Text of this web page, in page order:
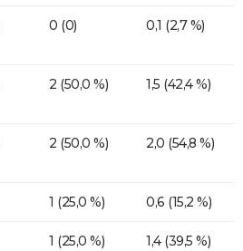
0 (0) 0,1 (2,7 %)
2 (50,0 %) 1,5 (42,4 %)
2 (50,0 %) 2,0 (54,8 %)
1 (25,0 %) 0,6 (15,2 %)
1 (25,0 %) 1,4 (39,5 %)